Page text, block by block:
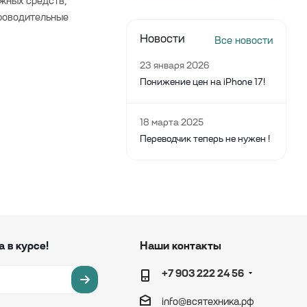
Новости Все новости
23 января 2026
Понижение цен на iPhone 17!
18 марта 2025
Переводчик теперь не нужен !
в курсе! Наши контакты
+7 903 222 24 56
info@вcятехника.рф